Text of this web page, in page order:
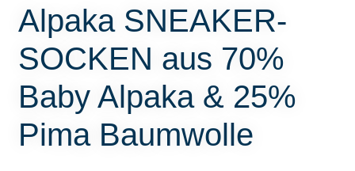
Alpaka SNEAKER-
SOCKEN aus 70%
Baby Alpaka & 25%
Pima Baumwolle